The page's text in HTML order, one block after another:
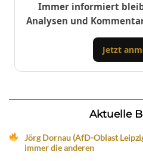
Immer informiert
Analysen und
Jetzt
Aktuelle
Jörg Dornau (AfD-Oblast
immer die anderen